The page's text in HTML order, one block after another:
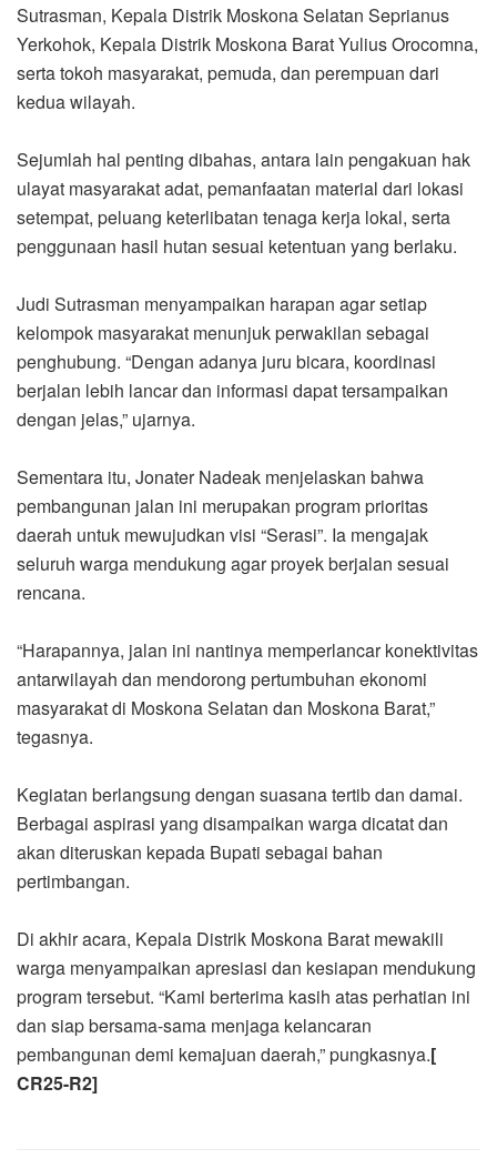
Sutrasman, Kepala Distrik Moskona Selatan Seprianus
Yerkohok, Kepala Distrik Moskona Barat Yulius Orocomna,
serta tokoh masyarakat, pemuda, dan perempuan dari
kedua wilayah.
Sejumlah hal penting dibahas, antara lain pengakuan hak
ulayat masyarakat adat, pemanfaatan material dari lokasi
setempat, peluang keterlibatan tenaga kerja lokal, serta
penggunaan hasil hutan sesuai ketentuan yang berlaku.
Judi Sutrasman menyampaikan harapan agar setiap
kelompok masyarakat menunjuk perwakilan sebagai
penghubung. “Dengan adanya juru bicara, koordinasi
berjalan lebih lancar dan informasi dapat tersampaikan
dengan jelas,” ujarnya.
Sementara itu, Jonater Nadeak menjelaskan bahwa
pembangunan jalan ini merupakan program prioritas
daerah untuk mewujudkan visi “Serasi”. Ia mengajak
seluruh warga mendukung agar proyek berjalan sesuai
rencana.
“Harapannya, jalan ini nantinya memperlancar konektivitas
antarwilayah dan mendorong pertumbuhan ekonomi
masyarakat di Moskona Selatan dan Moskona Barat,”
tegasnya.
Kegiatan berlangsung dengan suasana tertib dan damai.
Berbagai aspirasi yang disampaikan warga dicatat dan
akan diteruskan kepada Bupati sebagai bahan
pertimbangan.
Di akhir acara, Kepala Distrik Moskona Barat mewakili
warga menyampaikan apresiasi dan kesiapan mendukung
program tersebut. “Kami berterima kasih atas perhatian ini
dan siap bersama-sama menjaga kelancaran
pembangunan demi kemajuan daerah,” pungkasnya.[
CR25-R2]